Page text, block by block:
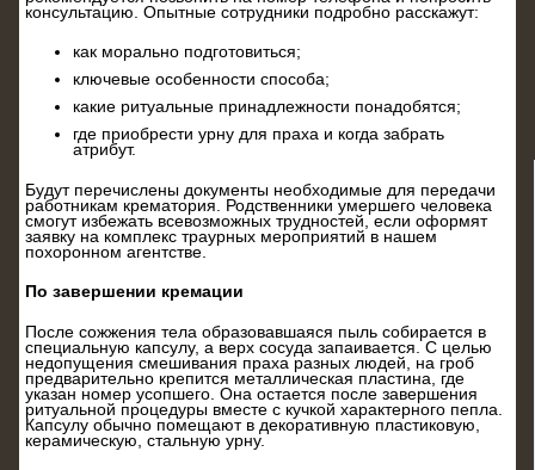
консультацию. Опытные сотрудники подробно расскажут:
как морально подготовиться;
ключевые особенности способа;
какие ритуальные принадлежности понадобятся;
где приобрести урну для праха и когда забрать
атрибут.
Будут перечислены документы необходимые для передачи
работникам крематория. Родственники умершего человека
смогут избежать всевозможных трудностей, если оформят
заявку на комплекс траурных мероприятий в нашем
похоронном агентстве.
По завершении кремации
После сожжения тела образовавшаяся пыль собирается в
специальную капсулу, а верх сосуда запаивается. С целью
недопущения смешивания праха разных людей, на гроб
предварительно крепится металлическая пластина, где
указан номер усопшего. Она остается после завершения
ритуальной процедуры вместе с кучкой характерного пепла.
Капсулу обычно помещают в декоративную пластиковую,
керамическую, стальную урну.